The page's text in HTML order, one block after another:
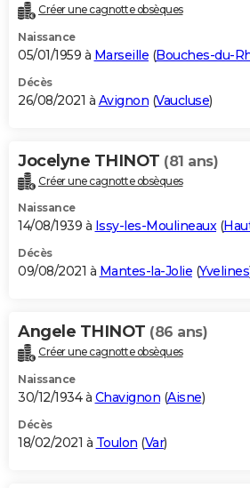
Créer une cagnotte obsèques
Naissance
05/01/1959 à Marseille (Bouches-du-
Décès
26/08/2021 à Avignon (Vaucluse)
Jocelyne THINOT (81 ans)
Créer une cagnotte obsèques
Naissance
14/08/1939 à Issy-les-Moulineaux(
Décès
09/08/2021 à Mantes-la-Jolie (Yvelines
Angele THINOT (86 ans)
Créer une cagnotte obsèques
Naissance
30/12/1934 à Chavignon (Aisne)
Décès
18/02/2021 à Toulon (Var)